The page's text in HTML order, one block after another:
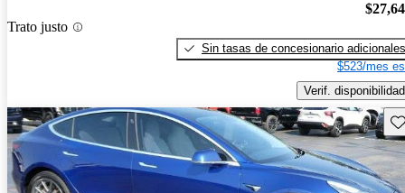
Trato justo
Sin tasas de concesionario adicionales
$523/mes
Verif. disponibilidad